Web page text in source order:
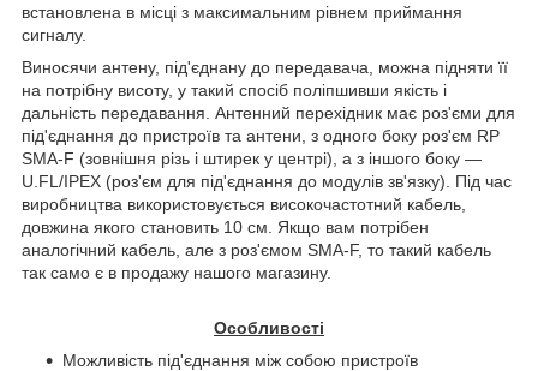
встановлена в місці з максимальним рівнем приймання
сигналу.
Виносячи антену, під'єднану до передавача, можна підняти її
на потрібну висоту, у такий спосіб поліпшивши якість і
дальність передавання. Антенний перехідник має роз'єми для
під'єднання до пристроїв та антени, з одного боку роз'єм RP
SMA-F (зовнішня різь і штирек у центрі), а з іншого боку —
U.FL/IPEX (роз'єм для під'єднання до модулів зв'язку). Під час
виробництва використовується високочастотний кабель,
довжина якого становить 10 см. Якщо вам потрібен
аналогічний кабель, але з роз'ємом SMA-F, то такий кабель
так само є в продажу нашого магазину.
Особливості
Можливість під'єднання між собою пристроїв